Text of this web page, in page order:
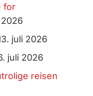
for
juli 2026
juli 2026
reisen